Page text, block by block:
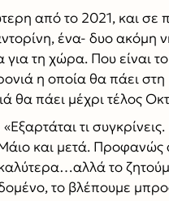
από το 2021, και σε
ένα- δυο ακόμη
τη χώρα. Που είναι
η οποία θα πάει
θα πάει μέχρι τέλος
τι
και μετά. Προφανώς
το
το βλέπουμε